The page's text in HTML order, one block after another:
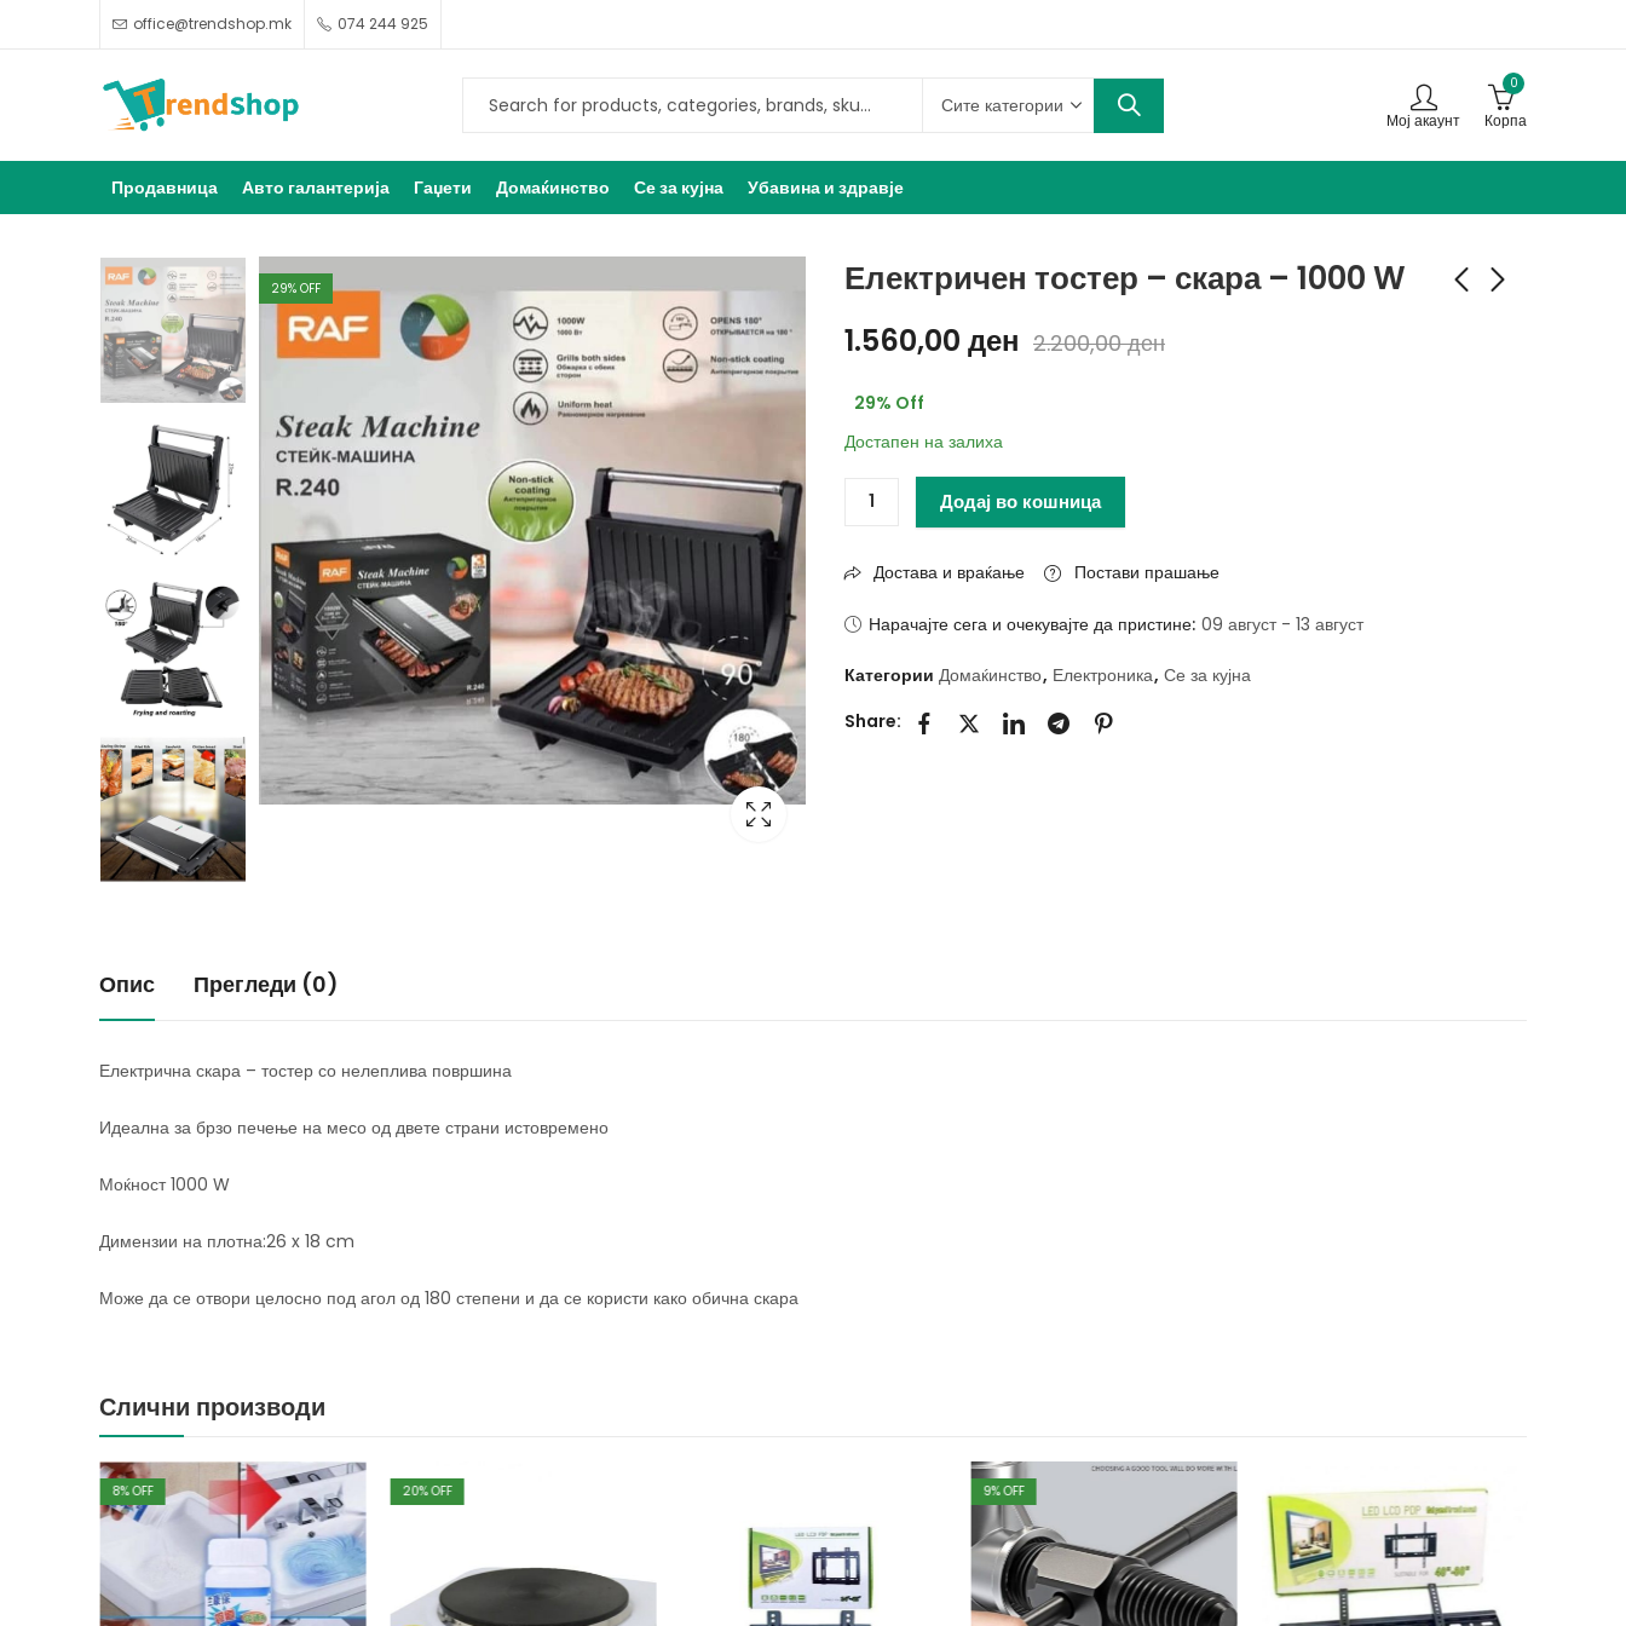
office@trendshop.mk 074 244 925
Мој акаунт
0
Корпа
Продавница Авто галантерија Гаџети Домаќинство Се за кујна Убавина и здравје
29% OFF Електричен тостер – скара – 1000 W
1.560,00 ден 2.200,00ден
29% Off
Достапен на залиха
Додај во кошница
Достава и враќање Постави прашање
Нарачајте сега и очекувајте да пристине: 09 август - 13 август
Категории Домаќинство, Електроника, Се за кујна
Share:
Опис Прегледи (0)
Електрична скара – тостер со нелеплива површина
Идеална за брзо печење на месо од двете страни истовремено
Моќност 1000 W
Димензии на плотна:26 x 18 cm
Може да се отвори целосно под агол од 180 степени и да се користи како обична скара
Слични производи
8% OFF 20% OFF 9% OFF